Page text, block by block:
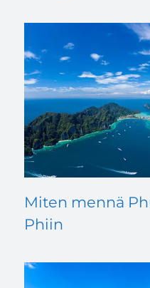
Miten mennä
Phiin